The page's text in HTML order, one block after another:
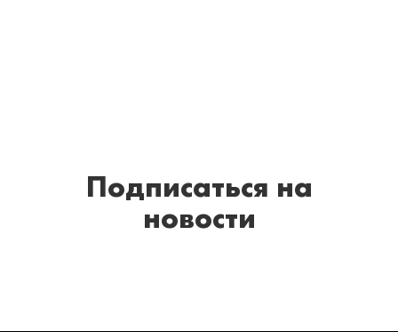
Подписаться на
новости